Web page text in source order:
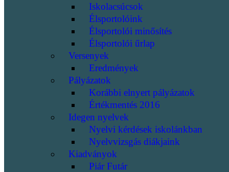
Iskolacsúcsok
Élsportolóink
Élsportolói minősítés
Élsportolói űrlap
Versenyek
Eredmények
Pályázatok
Korábbi elnyert pályázatok
Értékmentés 2016
Idegen nyelvek
Nyelvi kérdések iskolánkban
Nyelvvizsgás diákjaink
Kiadványok
Piár Futár